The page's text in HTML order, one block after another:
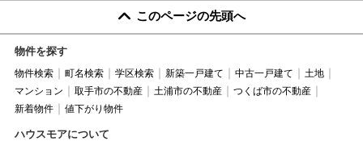
このページの先頭へ
物件を探す
物件検索 町名検索 学区検索 新築一戸建て 中古一戸建て
土地
マンション
取手市の不動産 土浦市の不動産
つくば市の不動産
新着物件
値下がり物件
ハウスモアについて